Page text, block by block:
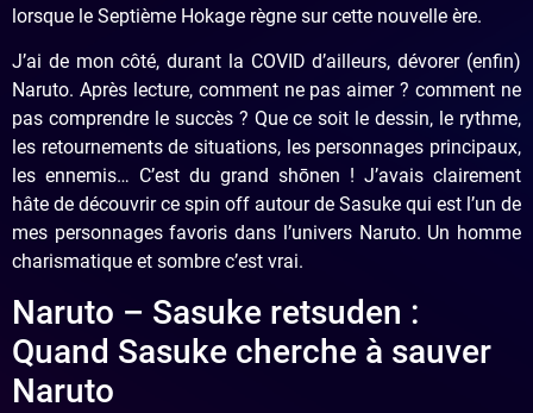
lorsque le Septième Hokage règne sur cette nouvelle ère.
J’ai de mon côté, durant la COVID d’ailleurs, dévorer (enfin)
Naruto. Après lecture, comment ne pas aimer ? comment ne
pas comprendre le succès ? Que ce soit le dessin, le rythme,
les retournements de situations, les personnages principaux,
les ennemis… C’est du grand shōnen ! J’avais clairement
hâte de découvrir ce spin off autour de Sasuke qui est l’un de
mes personnages favoris dans l’univers Naruto. Un homme
charismatique et sombre c’est vrai.
Naruto – Sasuke retsuden :
Quand Sasuke cherche à sauver
Naruto